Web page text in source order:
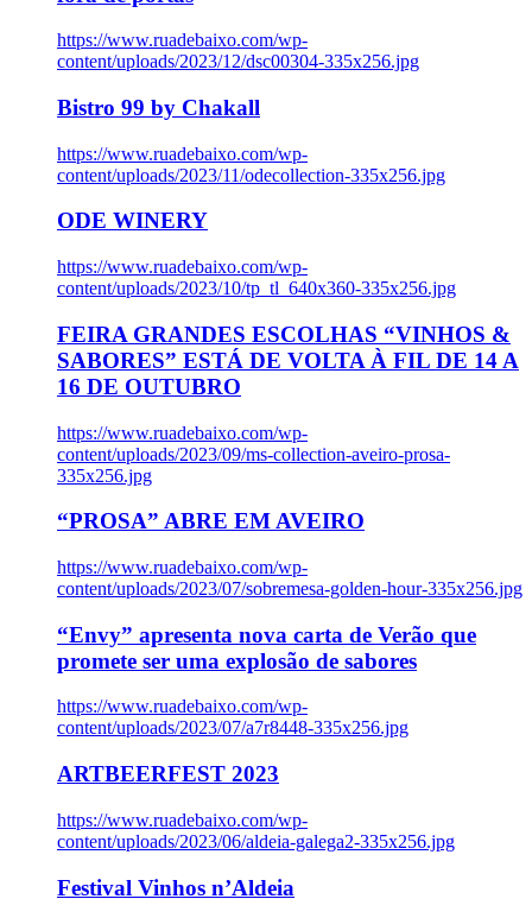
https://www.ruadebaixo.com/wp-
content/uploads/2023/12/dsc00304-335x256.jpg
Bistro 99 by Chakall
https://www.ruadebaixo.com/wp-
content/uploads/2023/11/odecollection-335x256.jpg
ODE WINERY
https://www.ruadebaixo.com/wp-
content/uploads/2023/10/tp_tl_640x360-335x256.jpg
FEIRA GRANDES ESCOLHAS “VINHOS &
SABORES” ESTÁ DE VOLTA À FIL DE 14 A
16 DE OUTUBRO
https://www.ruadebaixo.com/wp-
content/uploads/2023/09/ms-collection-aveiro-prosa-
335x256.jpg
“PROSA” ABRE EM AVEIRO
https://www.ruadebaixo.com/wp-
content/uploads/2023/07/sobremesa-golden-hour-335x256.jpg
“Envy” apresenta nova carta de Verão que
promete ser uma explosão de sabores
https://www.ruadebaixo.com/wp-
content/uploads/2023/07/a7r8448-335x256.jpg
ARTBEERFEST 2023
https://www.ruadebaixo.com/wp-
content/uploads/2023/06/aldeia-galega2-335x256.jpg
Festival Vinhos n’Aldeia